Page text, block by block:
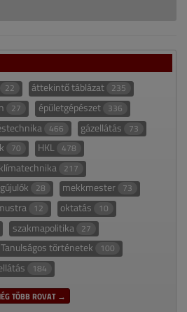
22 áttekintő táblázat 235
27 épületgépészet 336
466 gázellátás 73
70 HKL 478
klímatechnika 217
28 mekkmester 73
12 oktatás 10
szakmapolitika 27
Tanulságos történetek 100
184
TÖBB ROVAT →